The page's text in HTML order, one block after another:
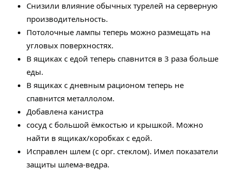
Снизили влияние обычных турелей на серверную
производительность.
Потолочные лампы теперь можно размещать на
угловых поверхностях.
В ящиках с едой теперь спавнится в 3 раза больше
еды.
В ящиках с дневным рационом теперь не
спавнится металлолом.
Добавлена канистра
сосуд с большой ёмкостью и крышкой. Можно
найти в ящиках/коробках с едой.
Исправлен шлем (с орг. стеклом). Имел показатели
защиты шлема-ведра.